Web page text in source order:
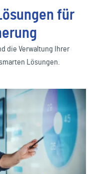
für
die Verwaltung Ihrer
Lösungen.